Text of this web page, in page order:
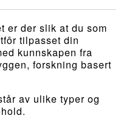
er der slik at du som
tilpasset din
kunnskapen fra
forskning basert
av ulike typer og